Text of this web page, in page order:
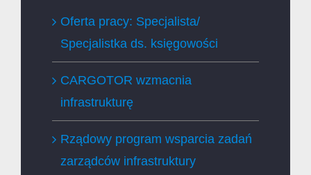
Oferta pracy: Specjalista/
Specjalistka ds. księgowości
CARGOTOR wzmacnia
infrastrukturę
Rządowy program wsparcia zadań
zarządców infrastruktury